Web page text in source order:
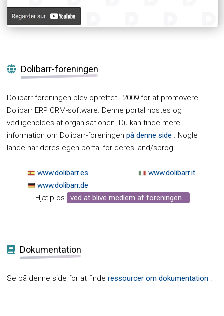
Dolibarr-foreningen
Dolibarr-foreningen blev oprettet i 2009 for at promovere
Dolibarr ERP CRM-software. Denne portal hostes og
vedligeholdes af organisationen. Du kan finde mere
information om Dolibarr-foreningen på denne side . Nogle
lande har deres egen portal for deres land/sprog.
www.dolibarr.es
www.dolibarr.de
www.dolibarr.it
Hjælp os ved at blive medlem af foreningen...
Dokumentation
Se på denne side for at finde ressourcer om dokumentation .